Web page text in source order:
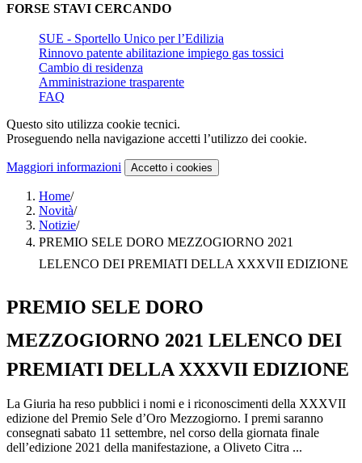
FORSE STAVI CERCANDO
SUE - Sportello Unico per l’Edilizia
Rinnovo patente abilitazione impiego gas tossici
Cambio di residenza
Amministrazione trasparente
FAQ
Questo sito utilizza cookie tecnici.
Proseguendo nella navigazione accetti l’utilizzo dei cookie.
Maggiori informazioni Accetto i cookies
Home/
Novità/
Notizie/
PREMIO SELE DORO MEZZOGIORNO 2021
LELENCO DEI PREMIATI DELLA XXXVII EDIZIONE
PREMIO SELE DORO
MEZZOGIORNO 2021 LELENCO DEI
PREMIATI DELLA XXXVII EDIZIONE
La Giuria ha reso pubblici i nomi e i riconoscimenti della XXXVII
edizione del Premio Sele d’Oro Mezzogiorno. I premi saranno
consegnati sabato 11 settembre, nel corso della giornata finale
dell’edizione 2021 della manifestazione, a Oliveto Citra ...